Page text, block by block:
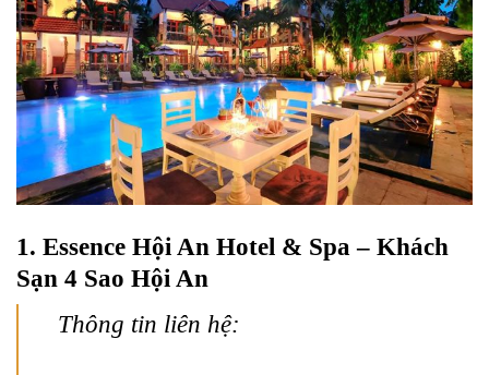
1. Essence Hội An Hotel & Spa – Khách
Sạn 4 Sao Hội An
Thông tin liên hệ: